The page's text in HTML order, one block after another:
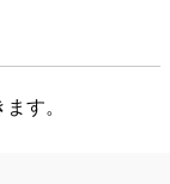
す。